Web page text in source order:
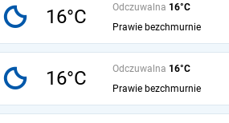
16°C Odczuwalna 16°C
Prawie bezchmurnie
16°C Odczuwalna 16°C
Prawie bezchmurnie